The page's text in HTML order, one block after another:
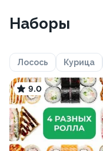
Наборы
Лосось Курица
9.0